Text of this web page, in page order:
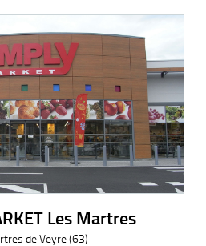
Les Martres
de Veyre (63)